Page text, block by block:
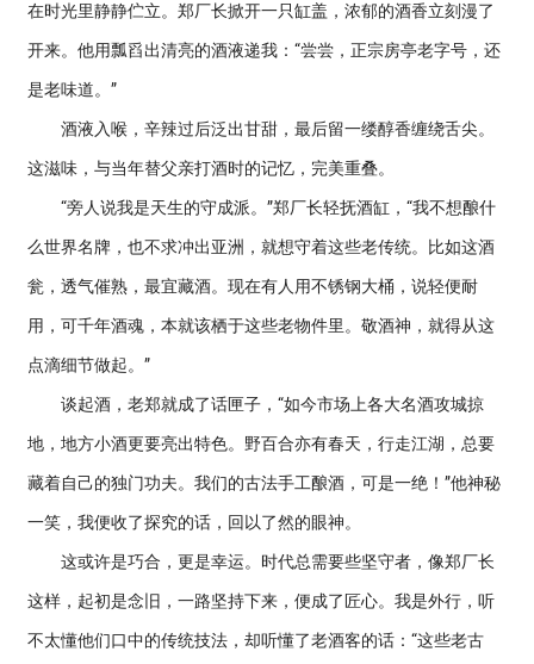
在时光里静静伫立。郑厂长掀开一只缸盖，浓郁的酒香立刻漫了
开来。他用瓢舀出清亮的酒液递我：“尝尝，正宗房亭老字号，还
是老味道。”
酒液入喉，辛辣过后泛出甘甜，最后留一缕醇香缠绕舌尖。
这滋味，与当年替父亲打酒时的记忆，完美重叠。
“旁人说我是天生的守成派。”郑厂长轻抚酒缸，“我不想酿什
么世界名牌，也不求冲出亚洲，就想守着这些老传统。比如这酒
瓮，透气催熟，最宜藏酒。现在有人用不锈钢大桶，说轻便耐
用，可千年酒魂，本就该栖于这些老物件里。敬酒神，就得从这
点滴细节做起。”
谈起酒，老郑就成了话匣子，“如今市场上各大名酒攻城掠
地，地方小酒更要亮出特色。野百合亦有春天，行走江湖，总要
藏着自己的独门功夫。我们的古法手工酿酒，可是一绝！”他神秘
一笑，我便收了探究的话，回以了然的眼神。
这或许是巧合，更是幸运。时代总需要些坚守者，像郑厂长
这样，起初是念旧，一路坚持下来，便成了匠心。我是外行，听
不太懂他们口中的传统技法，却听懂了老酒客的话：“这些老古